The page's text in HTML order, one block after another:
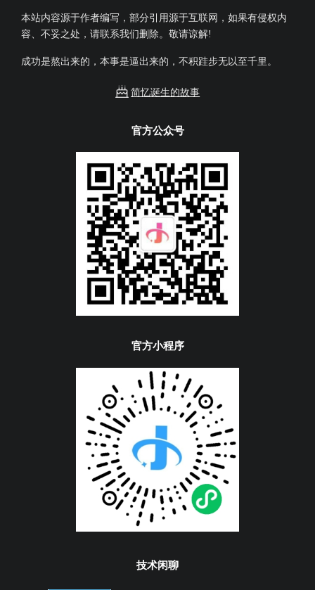
本站内容源于作者编写，部分引用源于互联网，如果有侵权内
容、不妥之处，请联系我们删除。敬请谅解!
成功是熬出来的，本事是逼出来的，不积跬步无以至千里。
简忆诞生的故事
官方公众号
官方小程序
技术闲聊